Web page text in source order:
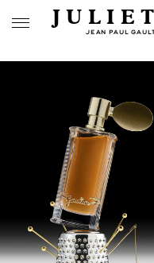
JEAN PAUL